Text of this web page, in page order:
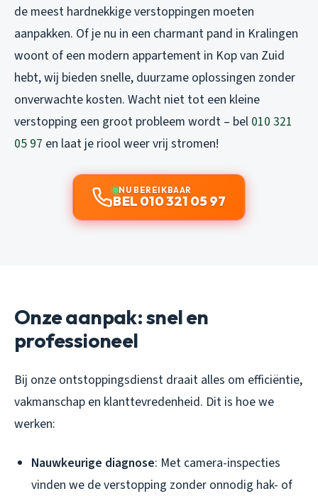
de meest hardnekkige verstoppingen moeten
aanpakken. Of je nu in een charmant pand in Kralingen
woont of een modern appartement in Kop van Zuid
hebt, wij bieden snelle, duurzame oplossingen zonder
onverwachte kosten. Wacht niet tot een kleine
verstopping een groot probleem wordt – bel 010 321
05 97 en laat je riool weer vrij stromen!
NU BEREIKBAAR
BEL 010 321 05 97
Onze aanpak: snel en
professioneel
Bij onze ontstoppingsdienst draait alles om efficiëntie,
vakmanschap en klanttevredenheid. Dit is hoe we
werken:
Nauwkeurige diagnose: Met camera-inspecties
vinden we de verstopping zonder onnodig hak- of